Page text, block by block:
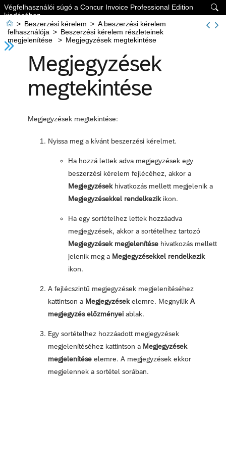

Végfelhasználói súgó a Concur Invoice Professional Edition
kiadásához
 > Beszerzési kérelem > A beszerzési kérelem
felhasználója > Beszerzési kérelem részleteinek
megjelenítése
> Megjegyzések megtekintése
Megjegyzések
megtekintése
Megjegyzések megtekintése:
Nyissa meg a kívánt beszerzési kérelmet.
Ha hozzá lettek adva megjegyzések egy
beszerzési kérelem fejlécéhez, akkor a
Megjegyzésekhivatkozás mellett megjelenik a
Megjegyzésekkel rendelkezikikon.
Ha egy sortételhez lettek hozzáadva
megjegyzések, akkor a sortételhez tartozó
Megjegyzések megjelenítése hivatkozás mellett
jelenik meg a Megjegyzésekkel rendelkezik
ikon.
A fejlécszintű megjegyzések megjelenítéséhez
kattintson a Megjegyzésekelemre. Megnyílik A
megjegyzés előzményei ablak.
Egy sortételhez hozzáadott megjegyzések
megjelenítéséhez kattintson a Megjegyzések
megjelenítése elemre. A megjegyzések ekkor
megjelennek a sortétel sorában.